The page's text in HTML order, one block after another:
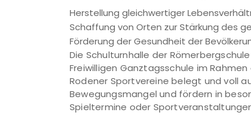
Herstellung gleichwertiger
Schaffung von Orten zur Stärkung des
Förderung der Gesundheit der
Die Schulturnhalle der
Freiwilligen Ganztagsschule im
Rodener Sportvereine belegt und voll
Bewegungsmangel und fördern in
Spieltermine oder